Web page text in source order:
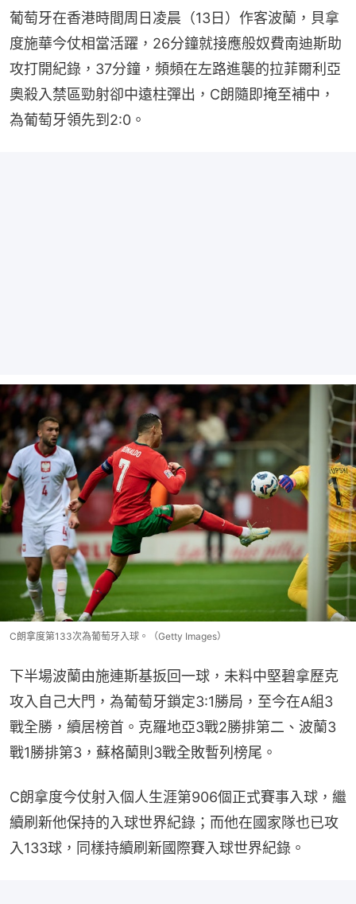
葡萄牙在香港時間周日凌晨（13日）作客波蘭，貝拿
度施華今仗相當活躍，26分鐘就接應般奴費南迪斯助
攻打開紀錄，37分鐘，頻頻在左路進襲的拉菲爾利亞
奧殺入禁區勁射卻中遠柱彈出，C朗隨即掩至補中，
為葡萄牙領先到2:0。
C朗拿度第133次為葡萄牙入球。（Getty Images）
下半場波蘭由施連斯基扳回一球，未料中堅碧拿歷克
攻入自己大門，為葡萄牙鎖定3:1勝局，至今在A組3
戰全勝，續居榜首。克羅地亞3戰2勝排第二、波蘭3
戰1勝排第3，蘇格蘭則3戰全敗暫列榜尾。
C朗拿度今仗射入個人生涯第906個正式賽事入球，繼
續刷新他保持的入球世界紀錄；而他在國家隊也已攻
入133球，同樣持續刷新國際賽入球世界紀錄。